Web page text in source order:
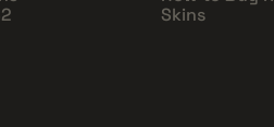
Skins